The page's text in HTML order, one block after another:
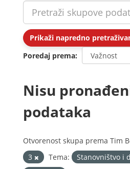
Prikaži napredno
Poredaj prema
Nisu
podataka
Otvorenost skupa prema Tim
3
Tema: Stanovništvo i